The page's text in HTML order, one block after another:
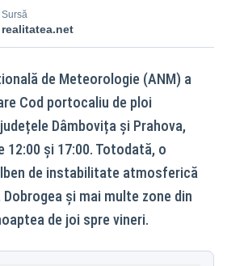
Sursă
realitatea.net
de Meteorologie (ANM) a
Cod portocaliu de ploi
Dâmbovița și Prahova,
12:00 și 17:00. Totodată, o
de instabilitate atmosferică
și mai multe zone din
de joi spre vineri.